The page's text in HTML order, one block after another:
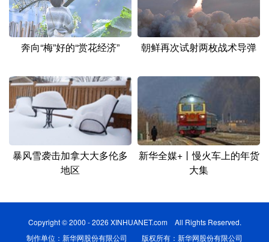
奔向“梅”好的“赏花经济” 朝鲜再次试射两枚战术导弹
暴风雪袭击加拿大大多伦多
地区
新华全媒+丨慢火车上的年货
大集
Copyright © 2000 - 2026 XINHUANET.com All Rights Reserved.
制作单位：新华网股份有限公司 版权所有：新华网股份有限公司